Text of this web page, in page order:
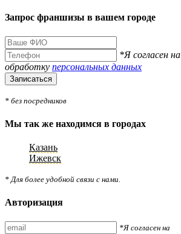
Запрос франшизы в вашем городе
*Я согласен на
обработку персональных данных
Записаться
* без посредников
Мы так же находимся в городах
Казань
Ижевск
* Для более удобной связи с нами.
Авторизация
*Я согласен на